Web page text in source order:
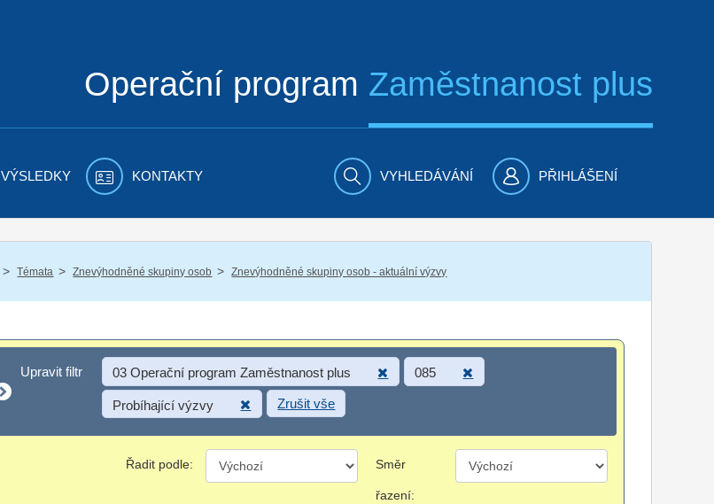
Operační program Zaměstnanost plus
VÝSLEDKY KONTAKTY VYHLEDÁVÁNÍ PŘIHLÁŠENÍ
/ Témata / Znevýhodněné skupiny osob / Znevýhodněné skupiny osob - aktuální výzvy
Upravit filtr
Upravit filtr 03 Operační program Zaměstnanost plus 085
Probíhající výzvy Zrušit vše
Řadit podle: Směr
řazení: